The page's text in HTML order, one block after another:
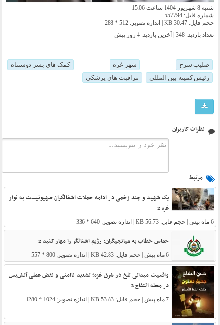
شنبه 8 شهریور 1404 ساعت 15:06
شماره فایل: 557794
حجم فایل: 30.47 KB | اندازه تصویر: 512 * 288
تعداد بازدید: 348 | آخرین بازدید:
4 روز پیش
صلیب سرخ شهر غزه
کمک های بشر دوستناه
رئیس کمیته بین المللی
مراقبت های پزشکی
نظرات کاربران
مرتبط
یک شهید و چند زخمی در ادامه حملات اشغالگران صهیونیست به نوار
غزه 2
6 ماه پیش | حجم فایل: 56.73 KB | اندازه تصویر: 640 * 336
حماس خطاب به میانجیگران: رژیم اشغالگر را مهار کنید 2
6 ماه پیش | حجم فایل: 42.83 KB | اندازه تصویر: 800 * 557
واقعیت میدانی تلخ در شرق غزه؛ تشدید ناامنی و نقض عملی آتش‌بس
در محله التفاح 2
7 ماه پیش | حجم فایل: 53.83 KB | اندازه تصویر: 1024 * 1280